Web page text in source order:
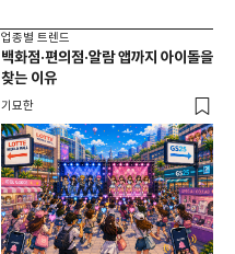
업종별 트렌드
백화점·편의점·알람 앱까지 아이돌을
찾는 이유
기묘한